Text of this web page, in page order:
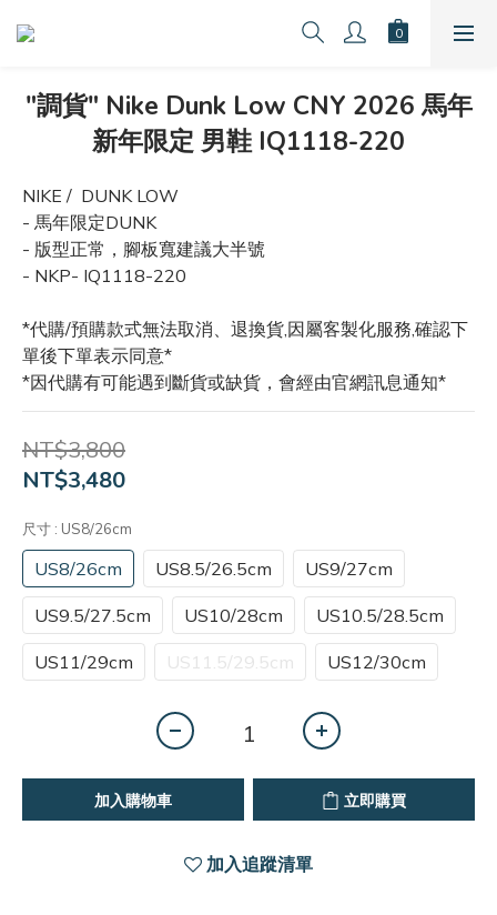
"調貨" Nike Dunk Low CNY 2026 馬年
新年限定 男鞋 IQ1118-220
NIKE /  DUNK LOW
- 馬年限定DUNK
- 版型正常，腳板寬建議大半號
- NKP- IQ1118-220
*代購/預購款式無法取消、退換貨,因屬客製化服務,確認下
單後下單表示同意*
*因代購有可能遇到斷貨或缺貨，會經由官網訊息通知*
NT$3,800
NT$3,480
尺寸 : US8/26cm
US8/26cm US8.5/26.5cm US9/27cm
US9.5/27.5cm US10/28cm US10.5/28.5cm
US11/29cm US11.5/29.5cm US12/30cm
加入購物車 立即購買
加入追蹤清單